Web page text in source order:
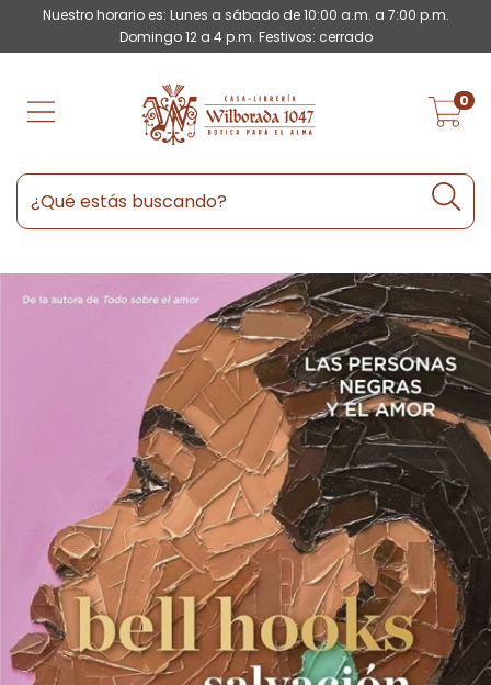
Nuestro horario es: Lunes a sábado de 10:00 a.m. a 7:00 p.m.
Domingo 12 a 4 p.m. Festivos: cerrado
0